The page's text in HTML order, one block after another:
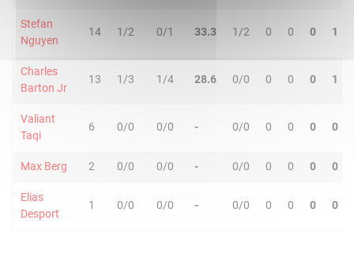
Stefan
Nguyen
14 1/2 0/1 33.3 1/2 0 0 0 1
Charles
Barton Jr
13 1/3 1/4 28.6 0/0 0 0 0 1
Valiant
Taqi
6 0/0 0/0 - 0/0 0 0 0 0
Max Berg 2 0/0 0/0 - 0/0 0 0 0 0
Elias
Desport
1 0/0 0/0 - 0/0 0 0 0 0